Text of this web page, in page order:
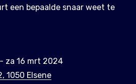
een bepaalde snaar weet te
za 16 mrt 2024
1050 Elsene